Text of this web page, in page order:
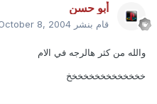
أبو حسن
قام بنشر October 8, 2004
والله من كثر هالرجه في الام
خخخخخخخخخخخخخخ